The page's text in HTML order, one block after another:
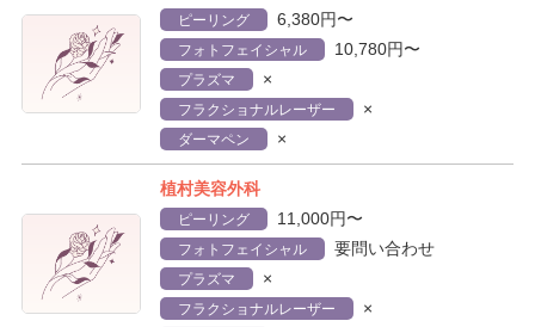
ピーリング 6,380円〜
フォトフェイシャル 10,780円〜
プラズマ ×
フラクショナルレーザー ×
ダーマペン ×
植村美容外科
ピーリング 11,000円〜
フォトフェイシャル 要問い合わせ
プラズマ ×
フラクショナルレーザー ×